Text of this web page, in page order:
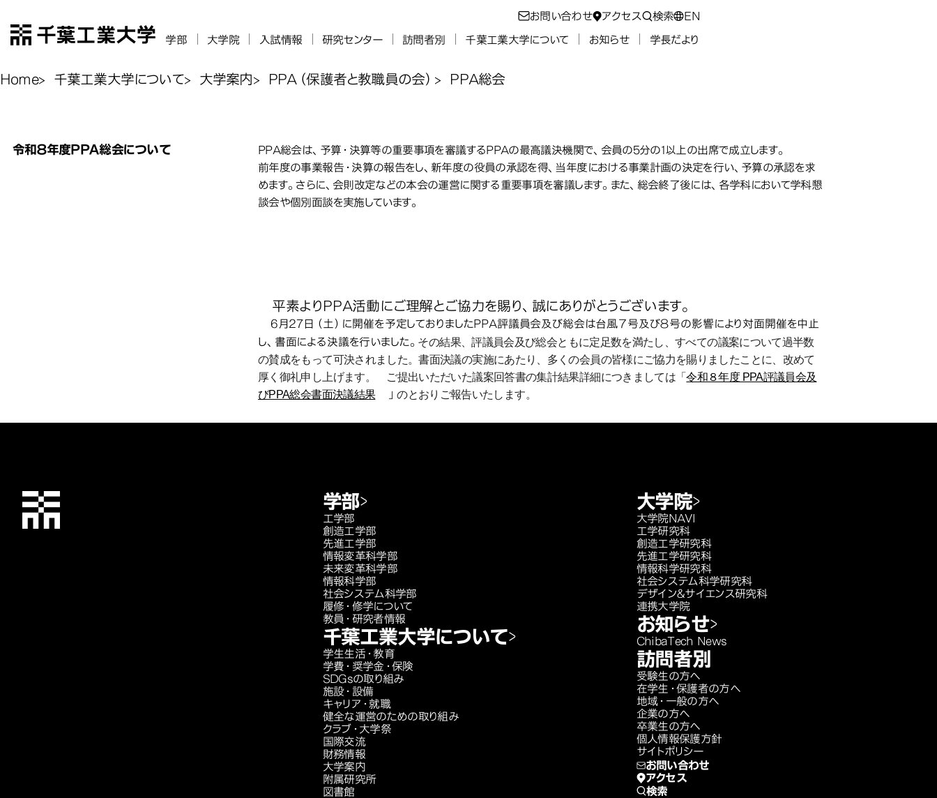
千葉工業大学
お問い合わせ アクセス 検索 EN
学部 大学院 入試情報 研究センター 訪問者別 千葉工業大学について お知らせ 学長だより
Home 千葉工業大学について 大学案内 PPA（保護者と教職員の会） PPA総会
PPA総会
令和８年度ＰＰＡ総会について
PPA総会は、予算・決算等の重要事項を審議するPPAの最高議決機関で、会員の5分の1以上の出席で成立します。
前年度の事業報告・決算の報告をし、新年度の役員の承認を得、当年度における事業計画の決定を行い、予算の承認を求
めます。さらに、会則改定などの本会の運営に関する重要事項を審議します。また、総会終了後には、各学科において学科懇
談会や個別面談を実施しています。
令和８年度ＰＰＡ総会について
平素よりPPA活動にご理解とご協力を賜り、誠にありがとうございます。
6月27日（土）に開催を予定しておりましたPPA評議員会及び総会は台風７号及び８号の影響により対面開催を中止
し、書面による決議を行いました。 その結果、評議員会及び総会ともに定足数を満たし、すべての議案について過半数
の賛成をもって可決されました。書面決議の実施にあたり、 多くの会員の皆様にご協力を賜りましたことに、 改めて
厚く御礼申し上げます。 ご提出いただいた議案回答書の集計結果詳細につきましては「令和８年度 PPA評議員会及
びPPA総会書面決議結果
」のとおりご報告いたします。
千葉工業大学 学部
工学部
創造工学部
先進工学部
情報変革科学部
未来変革科学部
情報科学部
社会システム科学部
履修・修学について
教員・研究者情報
千葉工業大学について
学生生活・教育
学費・奨学金・保険
SDGsの取り組み
施設・設備
キャリア・就職
健全な運営のための取り組み
クラブ・大学祭
国際交流
財務情報
大学案内
附属研究所
図書館
大学院
大学院NAVI
工学研究科
創造工学研究科
先進工学研究科
情報科学研究科
社会システム科学研究科
デザイン＆サイエンス研究科
連携大学院
お知らせ
ChibaTech News
訪問者別
受験生の方へ
在学生・保護者の方へ
地域・一般の方へ
企業の方へ
卒業生の方へ
個人情報保護方針
サイトポリシー
お問い合わせ
アクセス
検索